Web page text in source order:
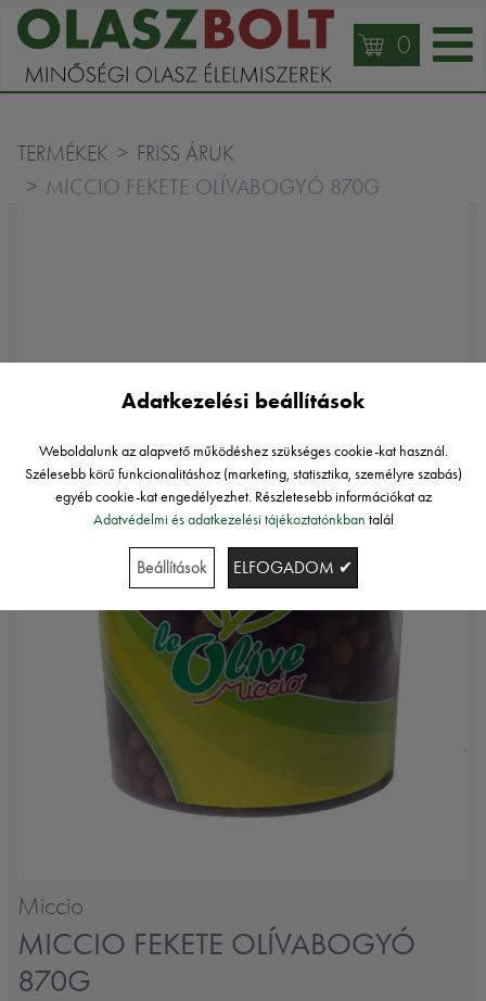
0
TERMÉKEK FRISS ÁRUK
MICCIO FEKETE OLÍVABOGYÓ 870G
Miccio
MICCIO FEKETE OLÍVABOGYÓ
870G
Adatkezelési beállítások
Weboldalunk az alapvető működéshez szükséges cookie-kat használ.
Szélesebb körű funkcionalitáshoz (marketing, statisztika, személyre szabás)
egyéb cookie-kat engedélyezhet. Részletesebb információkat az
Adatvédelmi és adatkezelési tájékoztatónkban talál
Beállítások ELFOGADOM ✔